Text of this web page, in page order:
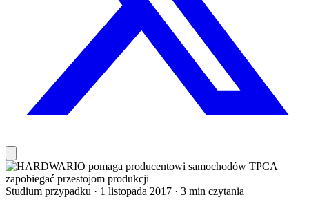
Studium przypadku · 1 listopada 2017 · 3 min czytania